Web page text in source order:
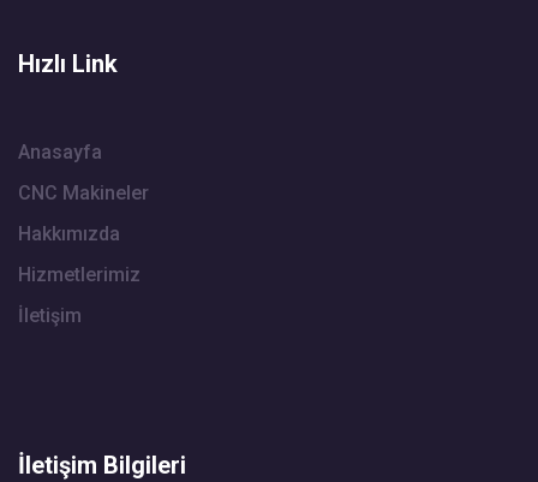
Hızlı Link
Anasayfa
CNC Makineler
Hakkımızda
Hizmetlerimiz
İletişim
İletişim Bilgileri